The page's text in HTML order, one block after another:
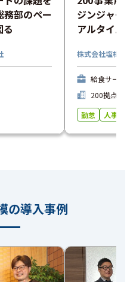
部のペー
る
ジンジャー
アルタイム
株式会社塩梅
給食サービ
200拠点
勤怠
人事
の導入事例